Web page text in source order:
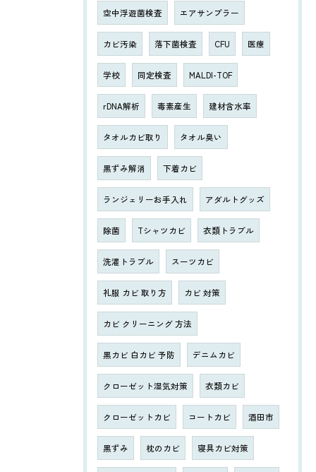
空中浮遊菌検査 エアサンプラー
カビ汚染 落下菌検査 CFU 医療
学校 同定検査 MALDI-TOF
rDNA解析 毒素産生 建材含水率
タオルカビ取り タオル臭い
黒ずみ解消 下着カビ
ランジェリーお手入れ アダルトグッズ
除菌 Tシャツカビ 衣類トラブル
洗濯トラブル スーツカビ
礼服 カビ 取り方 カビ 対策
カビ クリーニング 方法
黒カビ 白カビ 予防 デニムカビ
クローゼット湿気対策 衣類カビ
クローゼットカビ コートカビ 酒田市
黒ずみ 枕のカビ 寝具カビ対策